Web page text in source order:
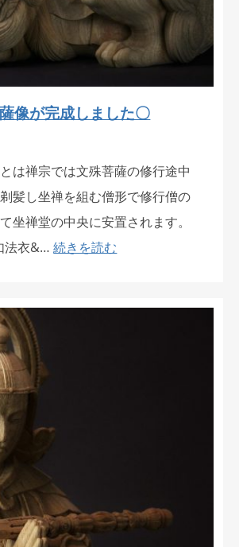
像が完成しました〇
は禅宗では文殊菩薩の修行途中
髪し坐禅を組む僧形で修行僧の
坐禅堂の中央に安置されます。
法衣&…続きを読む